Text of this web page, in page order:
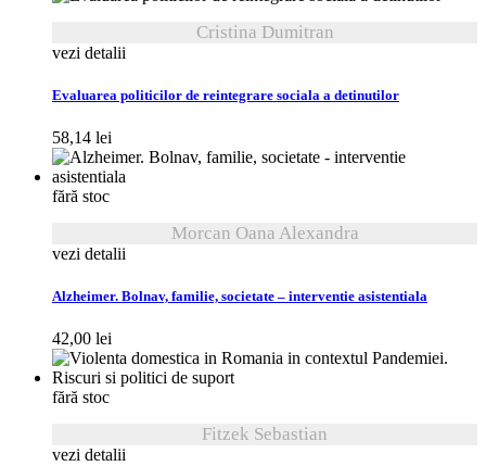
Cristina Dumitran
vezi detalii
Evaluarea politicilor de reintegrare sociala a detinutilor
58,14 lei
fără stoc
Morcan Oana Alexandra
vezi detalii
Alzheimer. Bolnav, familie, societate – interventie asistentiala
42,00 lei
fără stoc
Fitzek Sebastian
vezi detalii